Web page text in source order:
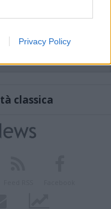
Privacy Policy
classica